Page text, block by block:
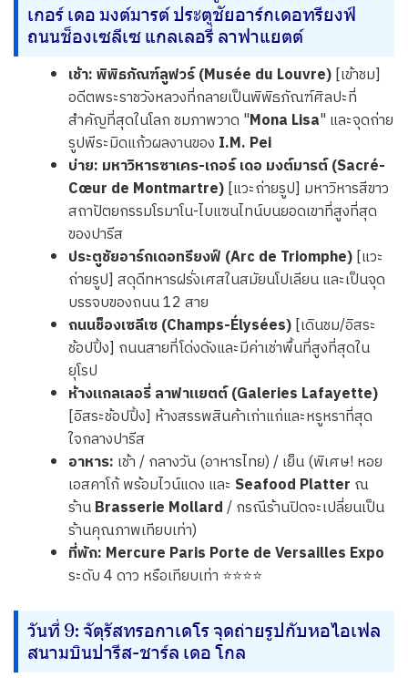
เกอร์ เดอ มงต์มารต์ ประตูชัยอาร์กเดอทรียงฟ์
ถนนช็องเซลีเซ แกลเลอรี่ ลาฟาแยตต์
เช้า:พิพิธภัณฑ์ลูฟวร์ (Musée du Louvre)[เข้าชม]
อดีตพระราชวังหลวงที่กลายเป็นพิพิธภัณฑ์ศิลปะที่
สำคัญที่สุดในโลก ชมภาพวาด "Mona Lisa" และจุดถ่าย
รูปพีระมิดแก้วผลงานของ I.M. Pei
บ่าย: มหาวิหารซาเคร-เกอร์ เดอ มงต์มารต์ (Sacré-
Cœur de Montmartre)[แวะถ่ายรูป] มหาวิหารสีขาว
สถาปัตยกรรมโรมาโน-ไบแซนไทน์บนยอดเขาที่สูงที่สุด
ของปารีส
ประตูชัยอาร์กเดอทรียงฟ์ (Arc de Triomphe)[แวะ
ถ่ายรูป] สดุดีทหารฝรั่งเศสในสมัยนโปเลียน และเป็นจุด
บรรจบของถนน 12 สาย
ถนนช็องเซลีเซ (Champs-Élysées)[เดินชม/อิสระ
ช้อปปิ้ง] ถนนสายที่โด่งดังและมีค่าเช่าพื้นที่สูงที่สุดใน
ยุโรป
ห้างแกลเลอรี่ ลาฟาแยตต์ (Galeries Lafayette)
[อิสระช้อปปิ้ง] ห้างสรรพสินค้าเก่าแก่และหรูหราที่สุด
ใจกลางปารีส
อาหาร: เช้า / กลางวัน (อาหารไทย) / เย็น (พิเศษ! หอย
เอสคาโก้ พร้อมไวน์แดง และ Seafood Platter ณ
ร้านBrasserie Mollard/ กรณีร้านปิดจะเปลี่ยนเป็น
ร้านคุณภาพเทียบเท่า)
ที่พัก: Mercure Paris Porte de Versailles Expo
ระดับ 4 ดาว หรือเทียบเท่า ⭐⭐⭐⭐
วันที่ 9: จัตุรัสทรอกาเดโร จุดถ่ายรูปกับหอไอเฟล
สนามบินปารีส-ชาร์ล เดอ โกล